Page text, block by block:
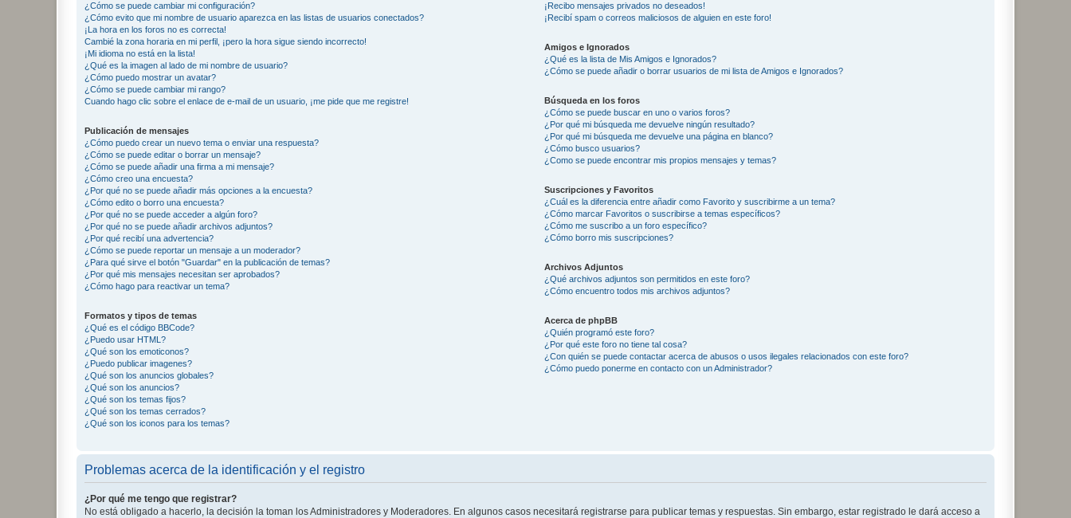
¿Cómo se puede cambiar mi configuración?
¿Cómo evito que mi nombre de usuario aparezca en las listas de usuarios conectados?
¡La hora en los foros no es correcta!
Cambié la zona horaria en mi perfil, ¡pero la hora sigue siendo incorrecto!
¡Mi idioma no está en la lista!
¿Qué es la imagen al lado de mi nombre de usuario?
¿Cómo puedo mostrar un avatar?
¿Cómo se puede cambiar mi rango?
Cuando hago clic sobre el enlace de e-mail de un usuario, ¡me pide que me registre!
Publicación de mensajes
¿Cómo puedo crear un nuevo tema o enviar una respuesta?
¿Cómo se puede editar o borrar un mensaje?
¿Cómo se puede añadir una firma a mi mensaje?
¿Cómo creo una encuesta?
¿Por qué no se puede añadir más opciones a la encuesta?
¿Cómo edito o borro una encuesta?
¿Por qué no se puede acceder a algún foro?
¿Por qué no se puede añadir archivos adjuntos?
¿Por qué recibí una advertencia?
¿Cómo se puede reportar un mensaje a un moderador?
¿Para qué sirve el botón "Guardar" en la publicación de temas?
¿Por qué mis mensajes necesitan ser aprobados?
¿Cómo hago para reactivar un tema?
Formatos y tipos de temas
¿Qué es el código BBCode?
¿Puedo usar HTML?
¿Qué son los emoticonos?
¿Puedo publicar imagenes?
¿Qué son los anuncios globales?
¿Qué son los anuncios?
¿Qué son los temas fijos?
¿Qué son los temas cerrados?
¿Qué son los iconos para los temas?
¡Recibo mensajes privados no deseados!
¡Recibí spam o correos maliciosos de alguien en este foro!
Amigos e Ignorados
¿Qué es la lista de Mis Amigos e Ignorados?
¿Cómo se puede añadir o borrar usuarios de mi lista de Amigos e Ignorados?
Búsqueda en los foros
¿Cómo se puede buscar en uno o varios foros?
¿Por qué mi búsqueda me devuelve ningún resultado?
¿Por qué mi búsqueda me devuelve una página en blanco?
¿Cómo busco usuarios?
¿Como se puede encontrar mis propios mensajes y temas?
Suscripciones y Favoritos
¿Cuál es la diferencia entre añadir como Favorito y suscribirme a un tema?
¿Cómo marcar Favoritos o suscribirse a temas específicos?
¿Cómo me suscribo a un foro específico?
¿Cómo borro mis suscripciones?
Archivos Adjuntos
¿Qué archivos adjuntos son permitidos en este foro?
¿Cómo encuentro todos mis archivos adjuntos?
Acerca de phpBB
¿Quién programó este foro?
¿Por qué este foro no tiene tal cosa?
¿Con quién se puede contactar acerca de abusos o usos ilegales relacionados con este foro?
¿Cómo puedo ponerme en contacto con un Administrador?
Problemas acerca de la identificación y el registro
¿Por qué me tengo que registrar?
No está obligado a hacerlo, la decisión la toman los Administradores y Moderadores. En algunos casos necesitará registrarse para publicar temas y respuestas. Sin embargo, estar registrado le dará acceso a